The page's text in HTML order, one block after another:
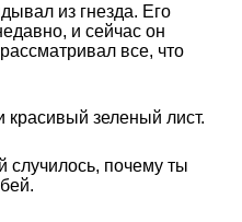
из гнезда. Его
и сейчас он
все, что
красивый зеленый лист.
случилось, почему ты